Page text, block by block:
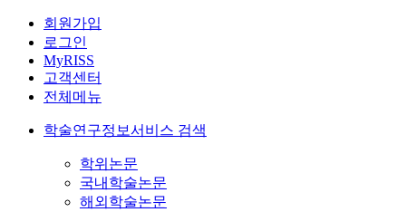
회원가입
로그인
MyRISS
고객센터
전체메뉴
학술연구정보서비스 검색
학위논문
국내학술논문
해외학술논문